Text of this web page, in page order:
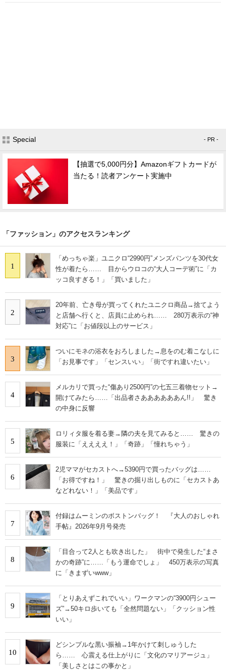
Special - PR -
【抽選で5,000円分】Amazonギフトカードが
当たる！読者アンケート実施中
「ファッション」のアクセスランキング
1
「めっちゃ楽」ユニクロ“2990円”メンズパンツを30代女
性が着たら…… 目からウロコの“大人コーデ術”に「カ
ッコ良すぎる！」「買いました」
2
20年前、亡き母が買ってくれたユニクロ商品→捨てよう
と店舗へ行くと、店員に止められ…… 280万表示の“神
対応”に「お値段以上のサービス」
3
ついにモネの浴衣をおろしました→息をのむ着こなしに
「お見事です」「センスいい」「街ですれ違いたい」
4
メルカリで買った“傷あり2500円”の七五三着物セット→
開けてみたら……「出品者さああああああん!!」 驚き
の中身に反響
5
ロリィタ服を着る妻→隣の夫を見てみると…… 驚きの
服装に「ええええ！」「奇跡」「憧れちゃう」
6
2児ママがセカストへ→5390円で買ったバッグは……
「お得ですね！」 驚きの掘り出しものに「セカストあ
などれない！」「美品です」
7
付録はムーミンのボストンバッグ！ 『大人のおしゃれ
手帖』2026年9月号発売
8
「目合って2人とも吹き出した」 街中で発生した“まさ
かの奇跡”に……「もう運命でしょ」 450万表示の写真
に「きまずいwww」
9
「とりあえずこれでいい」ワークマンの“3900円シュー
ズ”→50キロ歩いても「全然問題ない」「クッション性
いい」
10
どシンプルな黒い振袖→1年かけて刺しゅうした
ら…… 心震える仕上がりに「文化のマリアージュ」
「美しさとはこの事かと」